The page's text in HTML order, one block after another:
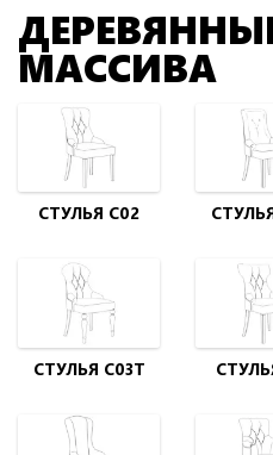
МАССИВА
СТУЛЬЯ C02
СТУЛЬЯ C03Т